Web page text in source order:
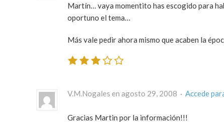
Martín… vaya momentito has escogido para
oportuno el tema…
Más vale pedir ahora mismo que acaben la
V.M.Nogales en agosto 29, 2008 · Accede
Gracias Martin por la información!!!